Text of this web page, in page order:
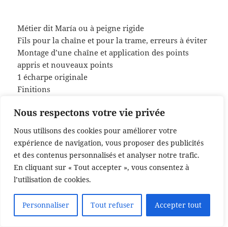
Nous respectons votre vie privée
Nous utilisons des cookies pour améliorer votre
expérience de navigation, vous proposer des publicités
et des contenus personnalisés et analyser notre trafic.
En cliquant sur « Tout accepter », vous consentez à
l’utilisation de cookies.
Personnaliser Tout refuser Accepter tout
Métier dit María ou à peigne rigide
Fils pour la chaîne et pour la trame, erreurs à éviter
Montage d’une chaîne et application des points
appris et nouveaux points
1 écharpe originale
Finitions
Translate »